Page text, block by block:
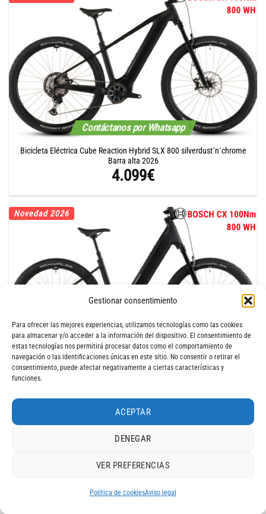
Gestionar consentimiento
Para ofrecer las mejores experiencias, utilizamos tecnologías como las cookies
para almacenar y/o acceder a la información del dispositivo. El consentimiento de
estas tecnologías nos permitirá procesar datos como el comportamiento de
navegación o las identificaciones únicas en este sitio. No consentir o retirar el
consentimiento, puede afectar negativamente a ciertas características y
funciones.
ACEPTAR
DENEGAR
VER PREFERENCIAS
Política de cookiesAviso legal
Contáctanos por Whatsapp
Bicicleta Eléctrica Cube Reaction Hybrid SLX 800 silverdust´n´chrome
Barra alta 2026
4.099€
Contáctanos por Whatsapp
Novedad 2026
Bicicleta Eléctrica Cube Reaction Hybrid SLX 800 silverdust´n´chrome